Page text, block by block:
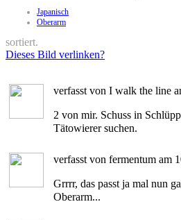
Japanisch
Oberarm
sortiert.
Dieses Bild verlinken?
verfasst von I walk the line
2 von mir. Schuss in
Tätowierer suchen.
verfasst von fermentum am
Grrrr, das passt ja mal nun
Oberarm...